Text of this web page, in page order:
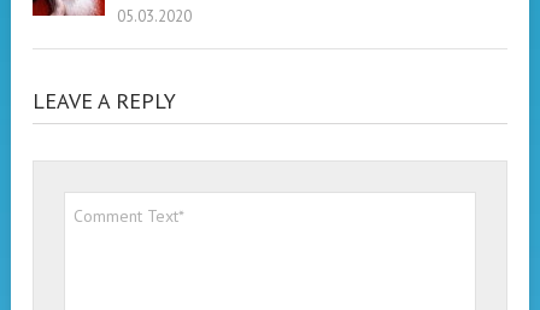
05.03.2020
LEAVE A REPLY